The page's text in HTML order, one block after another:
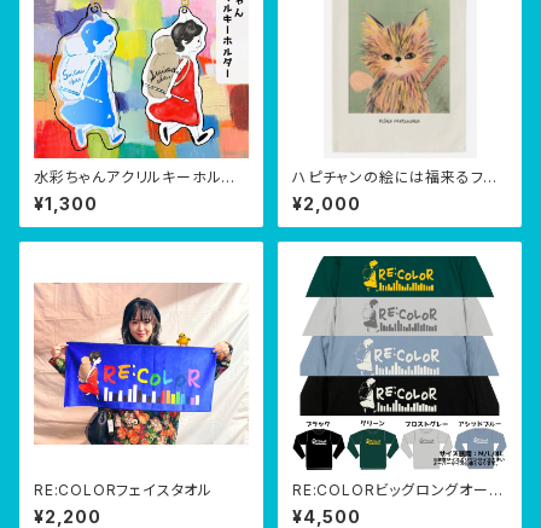
水彩ちゃんアクリルキーホルダ
ー
¥1,300
ハピチャンの絵には福来るファ
ブリックポスター(生サイン付き)
¥2,000
RE:COLORフェイスタオル
¥2,200
RE:COLORビッグロングオーバ
ーTシャツ
¥4,500